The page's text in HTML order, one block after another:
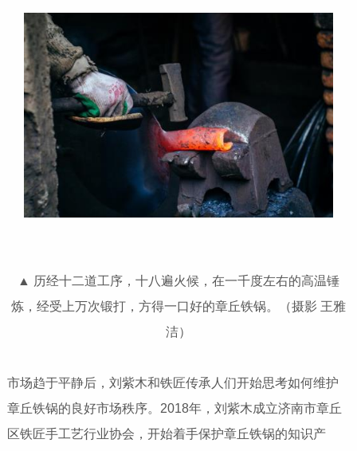
▲ 历经十二道工序，十八遍火候，在一千度左右的高温锤
炼，经受上万次锻打，方得一口好的章丘铁锅。（摄影 王雅
洁）
市场趋于平静后，刘紫木和铁匠传承人们开始思考如何维护
章丘铁锅的良好市场秩序。2018年，刘紫木成立济南市章丘
区铁匠手工艺行业协会，开始着手保护章丘铁锅的知识产